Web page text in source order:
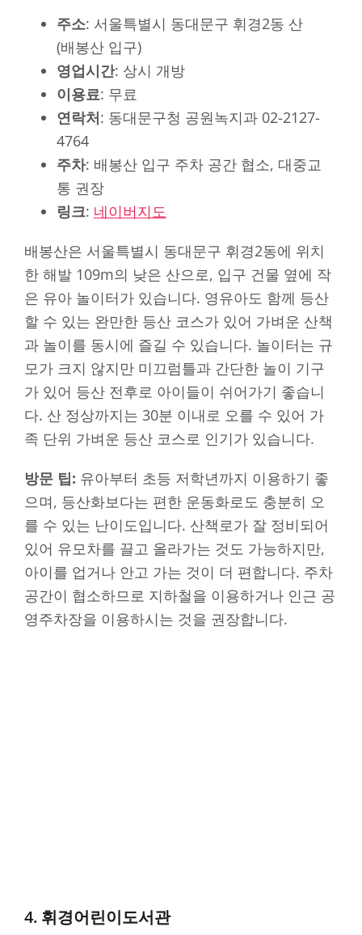
주소: 서울특별시 동대문구 휘경2동 산
(배봉산 입구)
영업시간: 상시 개방
이용료: 무료
연락처: 동대문구청 공원녹지과 02-2127-
4764
주차: 배봉산 입구 주차 공간 협소, 대중교
통 권장
링크: 네이버지도
배봉산은 서울특별시 동대문구 휘경2동에 위치
한 해발 109m의 낮은 산으로, 입구 건물 옆에 작
은 유아 놀이터가 있습니다. 영유아도 함께 등산
할 수 있는 완만한 등산 코스가 있어 가벼운 산책
과 놀이를 동시에 즐길 수 있습니다. 놀이터는 규
모가 크지 않지만 미끄럼틀과 간단한 놀이 기구
가 있어 등산 전후로 아이들이 쉬어가기 좋습니
다. 산 정상까지는 30분 이내로 오를 수 있어 가
족 단위 가벼운 등산 코스로 인기가 있습니다.
방문 팁: 유아부터 초등 저학년까지 이용하기 좋
으며, 등산화보다는 편한 운동화로도 충분히 오
를 수 있는 난이도입니다. 산책로가 잘 정비되어
있어 유모차를 끌고 올라가는 것도 가능하지만,
아이를 업거나 안고 가는 것이 더 편합니다. 주차
공간이 협소하므로 지하철을 이용하거나 인근 공
영주차장을 이용하시는 것을 권장합니다.
4. 휘경어린이도서관